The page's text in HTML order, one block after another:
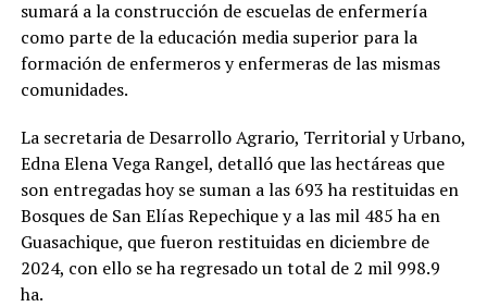
sumará a la construcción de escuelas de enfermería
como parte de la educación media superior para la
formación de enfermeros y enfermeras de las mismas
comunidades.
La secretaria de Desarrollo Agrario, Territorial y Urbano,
Edna Elena Vega Rangel, detalló que las hectáreas que
son entregadas hoy se suman a las 693 ha restituidas en
Bosques de San Elías Repechique y a las mil 485 ha en
Guasachique, que fueron restituidas en diciembre de
2024, con ello se ha regresado un total de 2 mil 998.9
ha.